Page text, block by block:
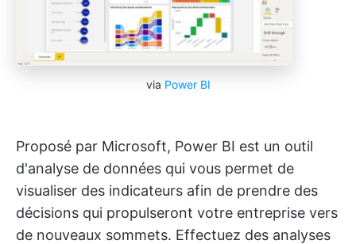
via Power BI
Proposé par Microsoft, Power BI est un outil
d'analyse de données qui vous permet de
visualiser des indicateurs afin de prendre des
décisions qui propulseront votre entreprise vers
de nouveaux sommets. Effectuez des analyses